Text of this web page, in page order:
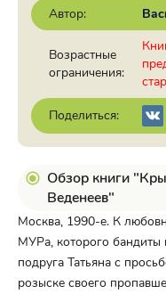
Автор:
Возрастные
ограничения:
Поделиться:
Обзор книги
Веденеев"
Москва, 1990-е. К
МУРа, которого бандиты
подруга Татьяна с
розыске своего